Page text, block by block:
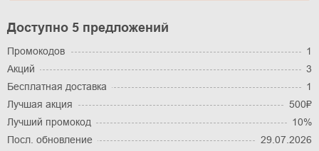
Доступно 5 предложений
Промокодов
1
Акций
3
Бесплатная доставка
1
Лучшая акция
500₽
Лучший промокод
10%
Посл. обновление
29.07.2026